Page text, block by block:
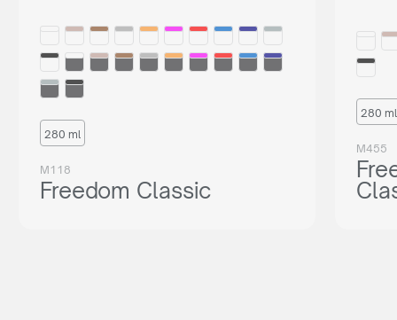
280 ml
M118
Freedom Classic
280 ml
M455